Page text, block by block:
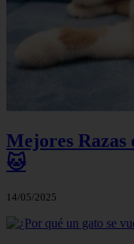
Mejores Razas
🐱
14/05/2025